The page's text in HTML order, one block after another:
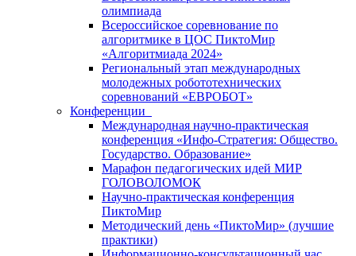
олимпиада
Всероссийское соревнование по
алгоритмике в ЦОС ПиктоМир
«Алгоритмиада 2024»
Региональный этап международных
молодежных робототехнических
соревнований «ЕВРОБОТ»
Конференции
Международная научно-практическая
конференция «Инфо-Стратегия: Общество.
Государство. Образование»
Марафон педагогических идей МИР
ГОЛОВОЛОМОК
Научно-практическая конференция
ПиктоМир
Методический день «ПиктоМир» (лучшие
практики)